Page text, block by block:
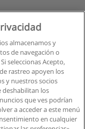
almacenamos y
de navegación o
seleccionas Acepto,
rastreo apoyen los
y nuestros socios
deshabilitan los
que ves podrían
a acceder a este menú
en cualquier